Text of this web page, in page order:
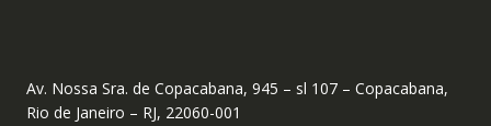
Av. Nossa Sra. de Copacabana, 945 – sl 107 – Copacabana,
Rio de Janeiro – RJ, 22060-001